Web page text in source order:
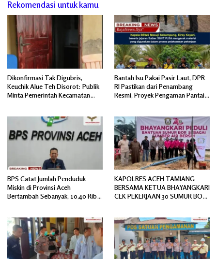
Rekomendasi untuk kamu
Dikonfirmasi Tak Digubris,
Keuchik Alue Teh Disorot: Publik
Minta Pemerintah Kecamatan
Bantah Isu Pakai Pasir Laut, DPR
RI Pastikan dari Penambang
Resmi, Proyek Pengaman Pantai
BPS Catat Jumlah Penduduk
Miskin di Provinsi Aceh
Bertambah Sebanyak, 10,40 Ribu
KAPOLRES ACEH TAMIANG
BERSAMA KETUA BHAYANGKARI
CEK PEKERJAAN 30 SUMUR BOR